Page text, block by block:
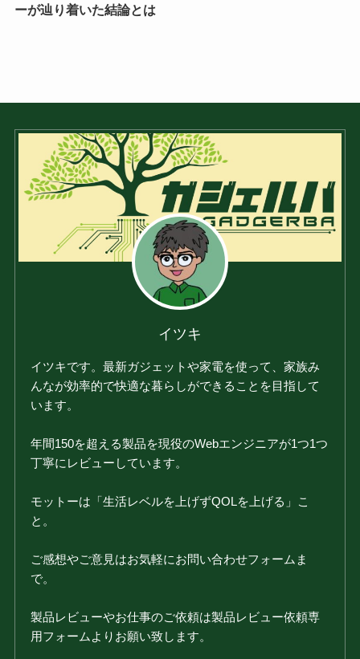
ーが辿り着いた結論とは
イツキ
イツキです。最新ガジェットや家電を使って、家族み
んなが効率的で快適な暮らしができることを目指して
います。
年間150を超える製品を現役のWebエンジニアが1つ1つ
丁寧にレビューしています。
モットーは「生活レベルを上げずQOLを上げる」こ
と。
ご感想やご意見はお気軽にお問い合わせフォームま
で。
製品レビューやお仕事のご依頼は製品レビュー依頼専
用フォームよりお願い致します。